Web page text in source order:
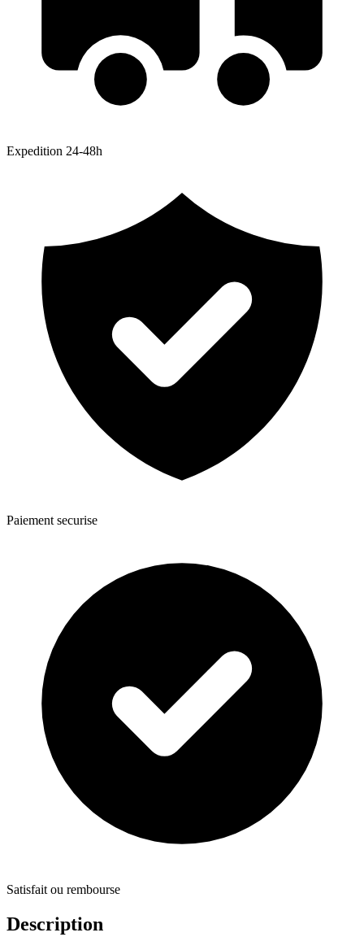
Expedition 24-48h
Paiement securise
Satisfait ou rembourse
Description